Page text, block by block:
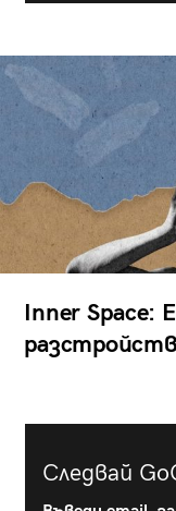
Inner Space:
Следвай